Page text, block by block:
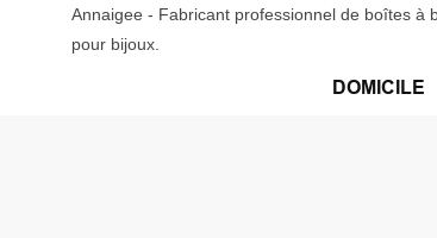
Annaigee - Fabricant professionnel de boîtes à
pour bijoux.
DOMICILE